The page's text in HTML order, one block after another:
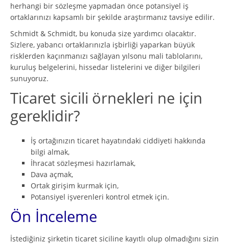
herhangi bir sözleşme yapmadan önce potansiyel iş
ortaklarınızı kapsamlı bir şekilde araştırmanız tavsiye edilir.
Schmidt & Schmidt, bu konuda size yardımcı olacaktır.
Sizlere, yabancı ortaklarınızla işbirliği yaparkan büyük
risklerden kaçınmanızı sağlayan yılsonu mali tablolarını,
kuruluş belgelerini, hissedar listelerini ve diğer bilgileri
sunuyoruz.
Ticaret sicili örnekleri ne için
gereklidir?
İş ortağınızın ticaret hayatındaki ciddiyeti hakkında
bilgi almak,
İhracat sözleşmesi hazırlamak,
Dava açmak,
Ortak girişim kurmak için,
Potansiyel işverenleri kontrol etmek için.
Ön İnceleme
İstediğiniz şirketin ticaret siciline kayıtlı olup olmadığını sizin